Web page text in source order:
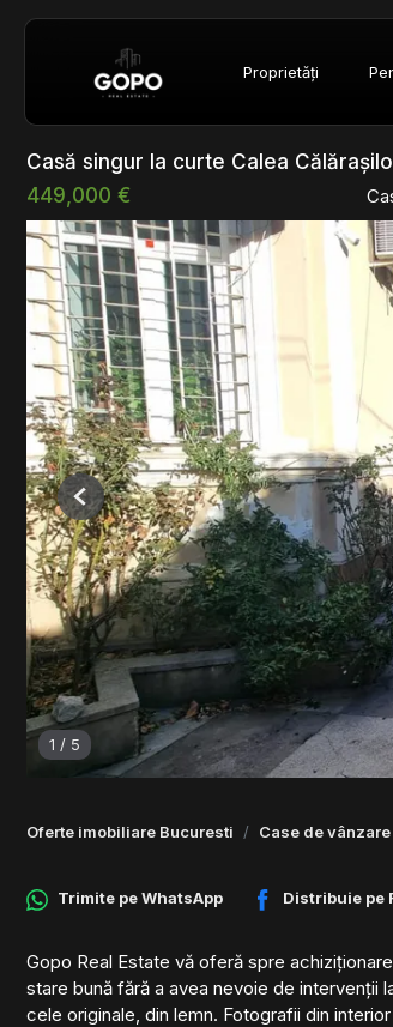
Proprietăți
Casă singur la curte Calea
449,000 €
1 / 5
Previous
Oferte imobiliare Bucuresti Case de
Trimite peWhatsApp Distribuie pe
Gopo Real Estate vă oferă spre
stare bună fără a avea nevoie de intervenții
cele originale, din lemn. Fotografii din